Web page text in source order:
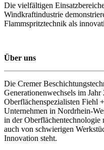
Die vielfältigen
Windkraftindustrie
Flammspritztechnik als
Über uns
Die Cremer
Generationenwechsels im Jahr
Oberflächenspezialisten Fiehl
Unternehmen in Nordrhein-
in der
auch von schwierigen
Innovation steht.